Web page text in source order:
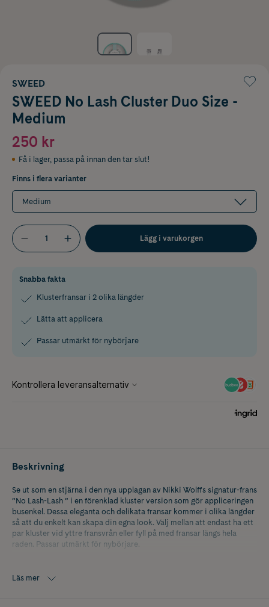
SWEED
SWEED No Lash Cluster Duo Size -
Medium
250 kr
Få i lager, passa på innan den tar slut!
Finns i flera varianter
Medium
Lägg i varukorgen
Snabba fakta
Klusterfransar i 2 olika längder
Lätta att applicera
Passar utmärkt för nybörjare
Beskrivning
Se ut som en stjärna i den nya upplagan av Nikki Wolffs signatur-frans
”No Lash-Lash ” i en förenklad kluster version som gör appliceringen
busenkel. Dessa eleganta och delikata fransar kommer i olika längder
så att du enkelt kan skapa din egna look. Välj mellan att endast ha ett
par kluster vid yttre fransvrån eller fyll på med fransar längs hela
raden. Passar utmärkt för nybörjare.
Läs mer